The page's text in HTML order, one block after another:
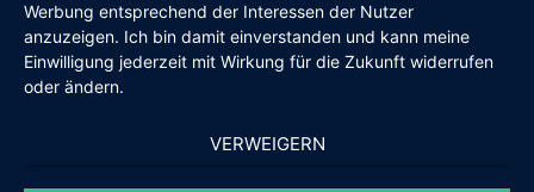
Werbung entsprechend der Interessen der Nutzer
anzuzeigen. Ich bin damit einverstanden und kann meine
Einwilligung jederzeit mit Wirkung für die Zukunft widerrufen
oder ändern.
VERWEIGERN